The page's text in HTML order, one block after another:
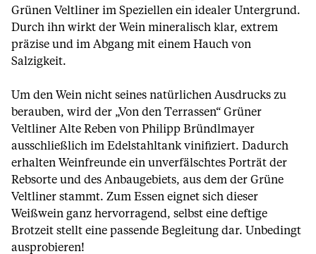
Grünen Veltliner im Speziellen ein idealer Untergrund.
Durch ihn wirkt der Wein mineralisch klar, extrem
präzise und im Abgang mit einem Hauch von
Salzigkeit.
Um den Wein nicht seines natürlichen Ausdrucks zu
berauben, wird der „Von den Terrassen“ Grüner
Veltliner Alte Reben von Philipp Bründlmayer
ausschließlich im Edelstahltank vinifiziert. Dadurch
erhalten Weinfreunde ein unverfälschtes Porträt der
Rebsorte und des Anbaugebiets, aus dem der Grüne
Veltliner stammt. Zum Essen eignet sich dieser
Weißwein ganz hervorragend, selbst eine deftige
Brotzeit stellt eine passende Begleitung dar. Unbedingt
ausprobieren!